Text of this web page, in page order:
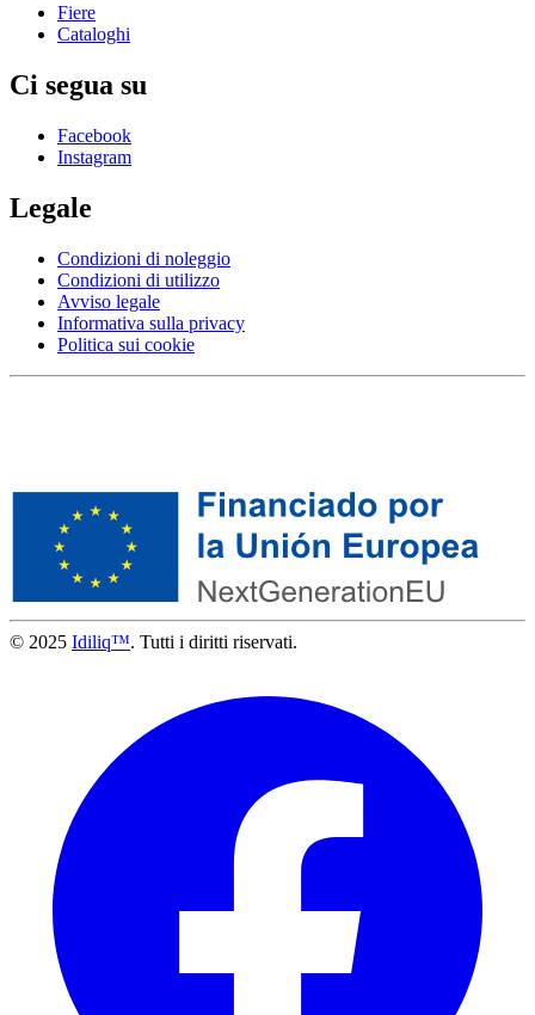
Fiere
Cataloghi
Ci segua su
Facebook
Instagram
Legale
Condizioni di noleggio
Condizioni di utilizzo
Avviso legale
Informativa sulla privacy
Politica sui cookie
© 2025 Idiliq™. Tutti i diritti riservati.